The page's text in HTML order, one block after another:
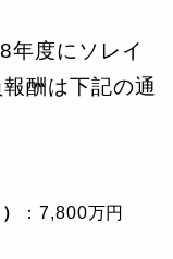
年度にソレイ
酬は下記の通
：7,800万円